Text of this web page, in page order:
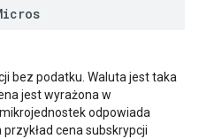
bez podatku. Waluta jest taka
jest wyrażona w
odpowiada
cena subskrypcji